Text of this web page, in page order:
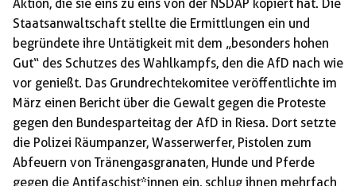
Aktion, die sie eins zu eins von der NSDAP kopiert hat. Die
Staatsanwaltschaft stellte die Ermittlungen ein und
begründete ihre Untätigkeit mit dem „besonders hohen
Gut“ des Schutzes des Wahlkampfs, den die AfD nach wie
vor genießt. Das Grundrechtekomitee veröffentlichte im
März einen Bericht über die Gewalt gegen die Proteste
gegen den Bundesparteitag der AfD in Riesa. Dort setzte
die Polizei Räumpanzer, Wasserwerfer, Pistolen zum
Abfeuern von Tränengasgranaten, Hunde und Pferde
gegen die Antifaschist*innen ein, schlug ihnen mehrfach